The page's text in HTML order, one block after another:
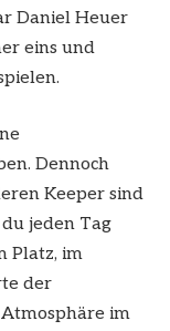
Daniel Heuer
eins und
Dennoch
Keeper sind
jeden Tag
Platz, im
der
im